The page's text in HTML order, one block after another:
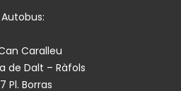
Autobus:
Caralleu
de Dalt – Ràfols
Pl. Borras